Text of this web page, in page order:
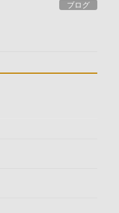
ブログ